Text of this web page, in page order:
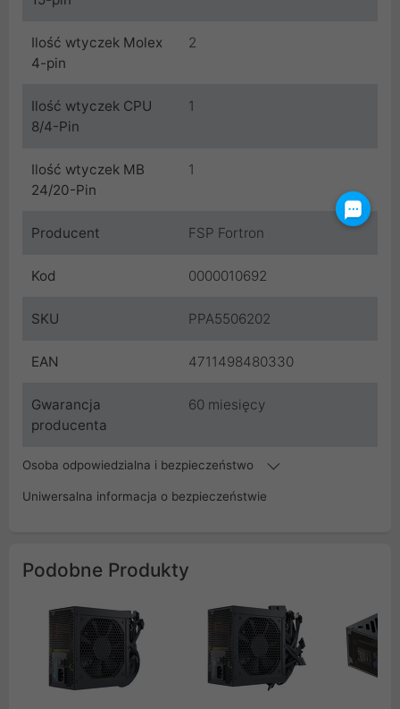
Ilość wtyczek Molex
4-pin
2
Ilość wtyczek CPU
8/4-Pin
1
Ilość wtyczek MB
24/20-Pin
1
Producent FSP Fortron
Kod 0000010692
SKU PPA5506202
EAN 4711498480330
Gwarancja
producenta
60 miesięcy
Osoba odpowiedzialna i bezpieczeństwo
Uniwersalna informacja o bezpieczeństwie
Podobne Produkty